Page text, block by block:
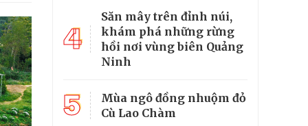
4
Săn mây trên đỉnh núi,
khám phá những rừng
hồi nơi vùng biên Quảng
Ninh
5
Mùa ngô đồng nhuộm đỏ
Cù Lao Chàm